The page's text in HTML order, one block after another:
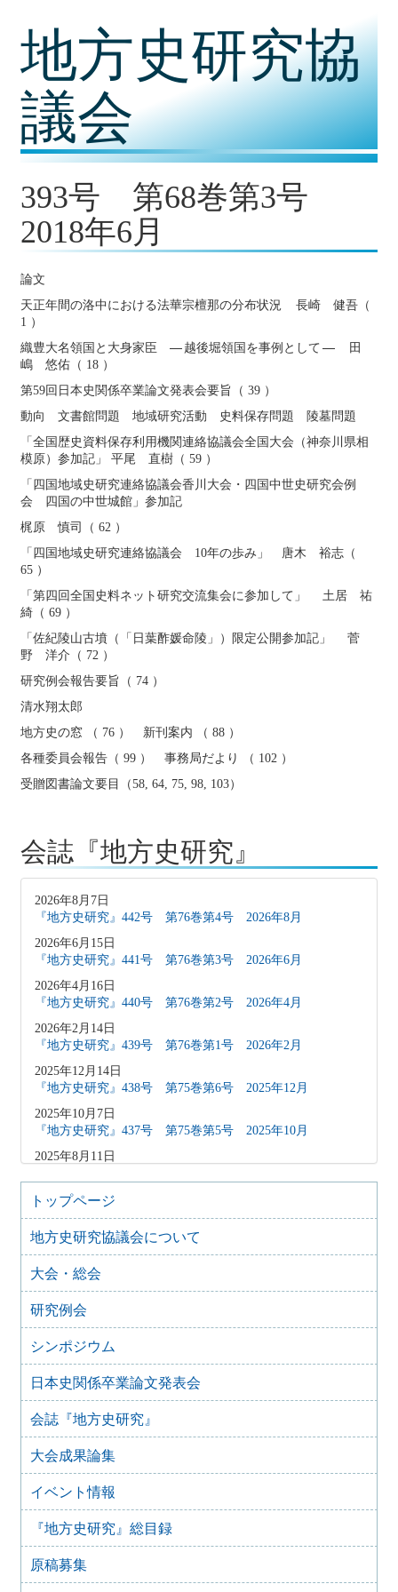
地方史研究協
議会
393号 第68巻第3号
2018年6月
論文
天正年間の洛中における法華宗檀那の分布状況 長崎 健吾（
1 ）
織豊大名領国と大身家臣
越後堀領国を事例として
田
嶋 悠佑（ 18 ）
第59回日本史関係卒業論文発表会要旨（ 39 ）
動向 文書館問題 地域研究活動 史料保存問題 陵墓問題
「全国歴史資料保存利用機関連絡協議会全国大会（神奈川県相
模原）参加記」 平尾 直樹（ 59 ）
「四国地域史研究連絡協議会香川大会・四国中世史研究会例
会 四国の中世城館」参加記
梶原 慎司（ 62 ）
「四国地域史研究連絡協議会 10年の歩み」 唐木 裕志（
65 ）
「第四回全国史料ネット研究交流集会に参加して」 土居 祐
綺（ 69 ）
「佐紀陵山古墳（「日葉酢媛命陵」）限定公開参加記」 菅
野 洋介（ 72 ）
研究例会報告要旨（ 74 ）
清水翔太郎
地方史の窓 （ 76 ） 新刊案内 （ 88 ）
各種委員会報告（ 99 ） 事務局だより （ 102 ）
受贈図書論文要目（58, 64, 75, 98, 103）
会誌『地方史研究』
2026年8月7日
『地方史研究』442号 第76巻第4号 2026年8月
2026年6月15日
『地方史研究』441号 第76巻第3号 2026年6月
2026年4月16日
『地方史研究』440号 第76巻第2号 2026年4月
2026年2月14日
『地方史研究』439号 第76巻第1号 2026年2月
2025年12月14日
『地方史研究』438号 第75巻第6号 2025年12月
2025年10月7日
『地方史研究』437号 第75巻第5号 2025年10月
2025年8月11日
2025年8月10日
「原稿募集」を変更致しました
2025年6月9日
『地方史研究』435号 第75巻第3号 2025年6月
2025年4月9日
『地方史研究』434号 第75巻第2号 2025年4月
2025年2月10日
『地方史研究』433号 第75巻第1号 2025年2月
『地方史研究』432号 第74巻第6号 2024年12月
2024年11月21日
『地方史研究』431号 第74巻第5号 2024年10月
2024年11月20日
『地方史研究』430号 第74巻第4号 2024年8月
2024年6月4日
『地方史研究』429号 第75巻第3号 2024年6月
2024年6月4日
『地方史研究』428号 第74巻第2号 2024年4月
2024年6月4日
トップページ
地方史研究協議会について
大会・総会
研究例会
シンポジウム
日本史関係卒業論文発表会
会誌『地方史研究』
大会成果論集
イベント情報
『地方史研究』総目録
原稿募集